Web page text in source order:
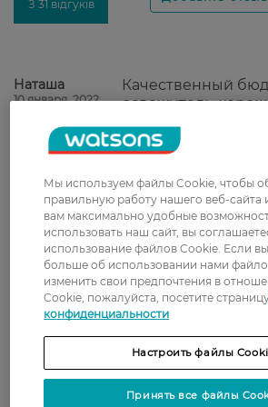
З 31 відгуків
Наташа
10 января, 2022
Качественный
освежитель,
Отлично освежает
помещение на
Наталія
24 ноября, 2021
Отличный аромат
Рекомендую
7 ноября, 2021
Гарний освіжувач,
Наталія
Классный
долго,
Мы используем файлы Cookie, чтобы
правильную работу нашего веб-сайта
вам максимально удобные
использовать наш сайт, вы
использование файлов Cookie. Если вы
больше об использовании нами
изменить свои предпочтения в
Cookie, пожалуйста, посетите
конфиденциальности
Настроить файлы
Принять все файлы